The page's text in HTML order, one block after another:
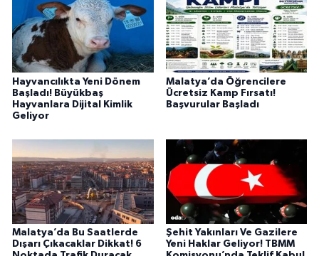
Hayvancılıkta Yeni Dönem
Başladı! Büyükbaş
Hayvanlara Dijital Kimlik
Geliyor
Malatya’da Öğrencilere
Ücretsiz Kamp Fırsatı!
Başvurular Başladı
Malatya’da Bu Saatlerde
Dışarı Çıkacaklar Dikkat! 6
Şehit Yakınları Ve Gazilere
Yeni Haklar Geliyor! TBMM